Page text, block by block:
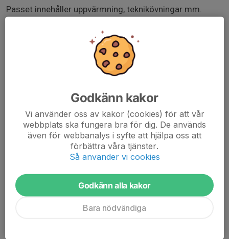
Passet innehåller uppvärmning, teknikövningar mm.
runt på Fredriksskans och kör styrka mellan varven.
Alla håller sitt eget tempo och vi börjar och slutar
samtidigt oavsett uppnådd längd.
Om du vill se vilka styrkeövningar som finns så går du till
Östra sidan på Fredriksskans och tittar på de fasta
redskap som finns där.
www.svenskalag.se/dokument/f686f00c-b1e8-4c43-
4ceb719de2ba/Lc3b6pintervaller20VT202026.pdf
Godkänn kakor
Vi använder oss av kakor (cookies) för att vår
webbplats ska fungera bra för dig. De används
även för webbanalys i syfte att hjälpa oss att
förbättra våra tjänster.
Så använder vi cookies
Godkänn alla kakor
Bara nödvändiga